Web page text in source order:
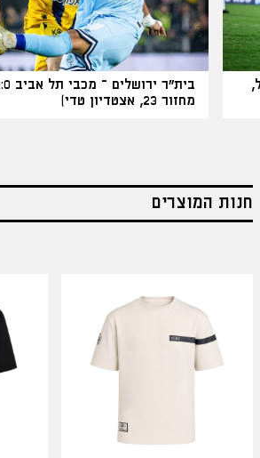
מחזור 23, אצטדיון טדי)
חנות המוצרים